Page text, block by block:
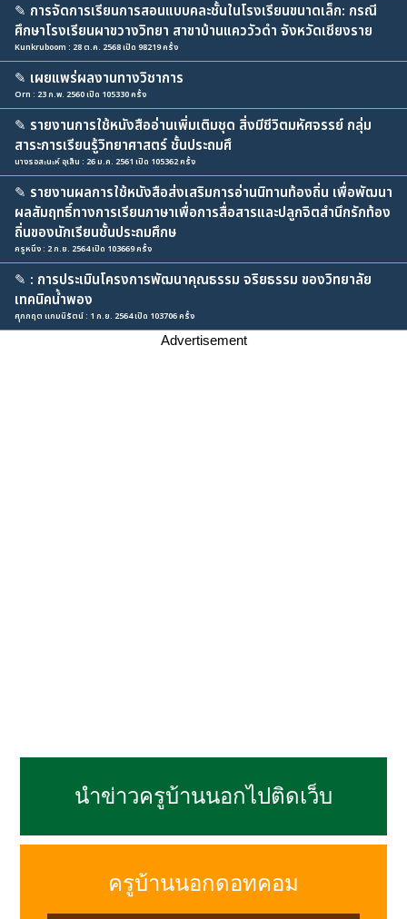
✎ การจัดการเรียนการสอนแบบคละชั้นในโรงเรียนขนาดเล็ก: กรณี
ศึกษาโรงเรียนผาขวางวิทยา สาขาบ้านแคววัวดำ จังหวัดเชียงราย
Kunkruboom : 28 ต.ค. 2568 เปิด 98219 ครั้ง
✎ เผยแพร่ผลงานทางวิชาการ
Orn : 23 ก.พ. 2560 เปิด 105330 ครั้ง
✎ รายงานการใช้หนังสืออ่านเพิ่มเติมชุด สิ่งมีชีวิตมหัศจรรย์ กลุ่ม
สาระการเรียนรู้วิทยาศาสตร์ ชั้นประถมศึ
นางรอสะนะห์ อุเส็น : 26 ม.ค. 2561 เปิด 105362 ครั้ง
✎ รายงานผลการใช้หนังสือส่งเสริมการอ่านนิทานท้องถิ่น เพื่อพัฒนา
ผลสัมฤทธิ์ทางการเรียนภาษาเพื่อการสื่อสารและปลูกจิตสำนึกรักท้อง
ถิ่นของนักเรียนชั้นประถมศึกษ
ครูหนึง : 2 ก.ย. 2564 เปิด 103669 ครั้ง
✎ : การประเมินโครงการพัฒนาคุณธรรม จริยธรรม ของวิทยาลัย
เทคนิคน้ำพอง
ศุุภกฤต แกมนิรัตน์ : 1 ก.ย. 2564 เปิด 103706 ครั้ง
Advertisement
นำข่าวครูบ้านนอกไปติดเว็บ
ครูบ้านนอกดอทคอม